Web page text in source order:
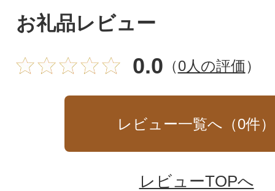
お礼品レビュー
0.0 （0人の評価）
レビュー一覧へ（0件）
レビューTOPへ